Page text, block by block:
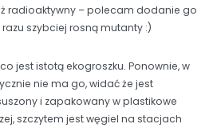
radioaktywny – polecam dodanie go
szybciej rosną mutanty :)
jest istotą ekogroszku. Ponownie, w
nie ma go, widać że jest
i zapakowany w plastikowe
szczytem jest węgiel na stacjach